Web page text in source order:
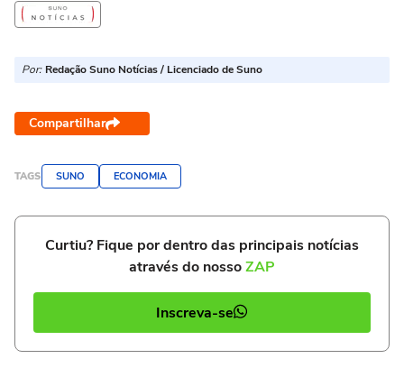
Por: Redação Suno Notícias / Licenciado de Suno
Compartilhar
TAGS SUNO ECONOMIA
Curtiu? Fique por dentro das principais notícias
através do nossoZAP
Inscreva-se